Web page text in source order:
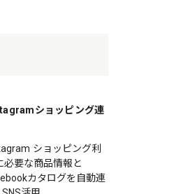
ショッピング連
ショッピング利
必要な商品情報と
カタログを自動連